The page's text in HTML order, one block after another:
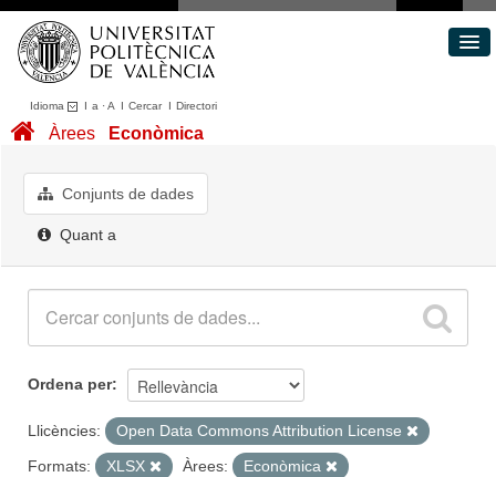
Idioma I a ·A I CercarI Directori
Conjunts de dades
Quant a
Àrees Econòmica
Conjunts de dades
Quant a
Ordena per
Llicències:
Open Data Commons Attribution License
Formats:
XLSX Àrees:
Econòmica